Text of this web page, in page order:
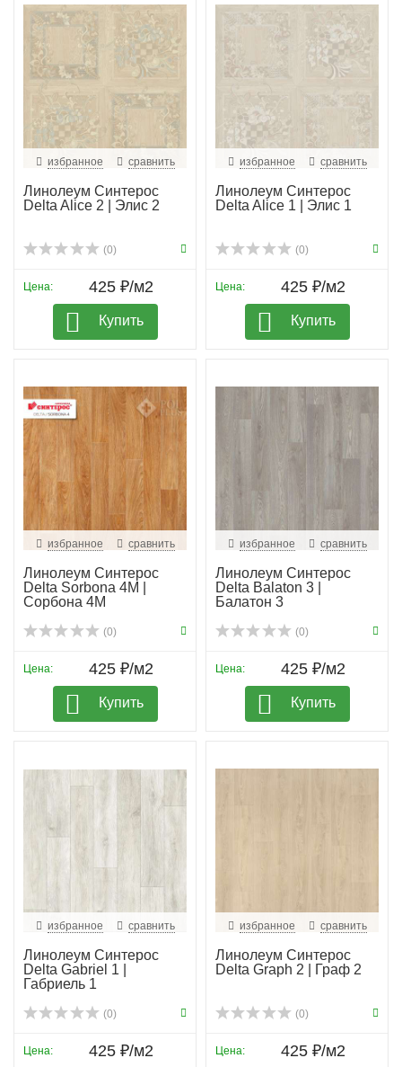
избранное сравнить
Линолеум Синтерос
Delta Alice 2 | Элис 2
(0)
Цена: 425 ₽/м2
Купить
избранное сравнить
Линолеум Синтерос
Delta Alice 1 | Элис 1
(0)
Цена: 425 ₽/м2
Купить
избранное сравнить
Линолеум Синтерос
Delta Sorbona 4M |
Сорбона 4М
(0)
Цена: 425 ₽/м2
Купить
избранное сравнить
Линолеум Синтерос
Delta Balaton 3 |
Балатон 3
(0)
Цена: 425 ₽/м2
Купить
избранное сравнить
Линолеум Синтерос
Delta Gabriel 1 |
Габриель 1
(0)
Цена: 425 ₽/м2
избранное сравнить
Линолеум Синтерос
Delta Graph 2 | Граф 2
(0)
Цена: 425 ₽/м2